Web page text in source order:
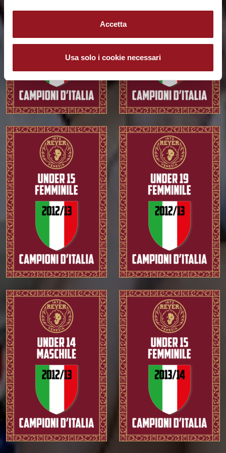
Accetta
Usa solo i cookie necessari